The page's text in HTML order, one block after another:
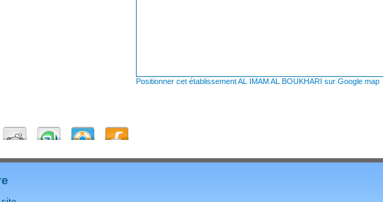
Positionner cet établissement AL IMAM AL BOUKHARI sur Google map